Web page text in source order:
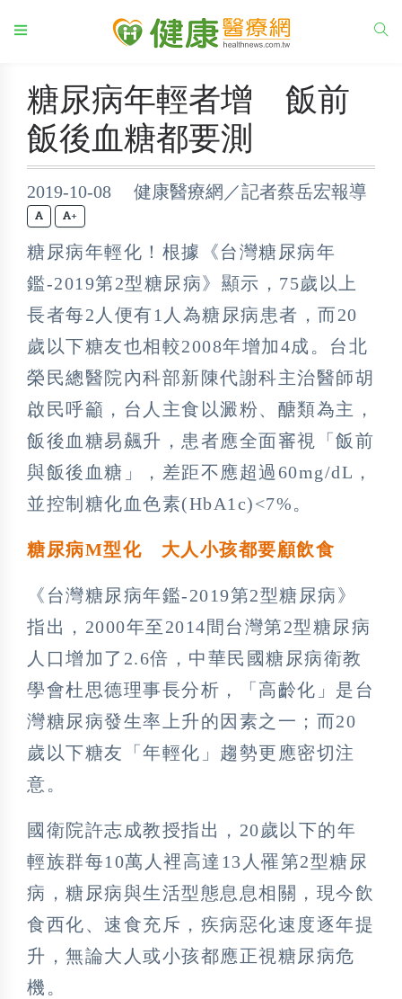
糖尿病年輕者增 飯前
飯後血糖都要測
2019-10-08 健康醫療網／記者蔡岳宏報導
+
糖尿病年輕化！根據《台灣糖尿病年
鑑-2019第2型糖尿病》顯示，75歲以上
長者每2人便有1人為糖尿病患者，而20
歲以下糖友也相較2008年增加4成。台北
榮民總醫院內科部新陳代謝科主治醫師胡
啟民呼籲，台人主食以澱粉、醣類為主，
飯後血糖易飆升，患者應全面審視「飯前
與飯後血糖」，差距不應超過60mg/dL，
並控制糖化血色素(HbA1c)<7%。
糖尿病M型化 大人小孩都要顧飲食
《台灣糖尿病年鑑-2019第2型糖尿病》
指出，2000年至2014間台灣第2型糖尿病
人口增加了2.6倍，中華民國糖尿病衛教
學會杜思德理事長分析，「高齡化」是台
灣糖尿病發生率上升的因素之一；而20
歲以下糖友「年輕化」趨勢更應密切注
意。
國衛院許志成教授指出，20歲以下的年
輕族群每10萬人裡高達13人罹第2型糖尿
病，糖尿病與生活型態息息相關，現今飲
食西化、速食充斥，疾病惡化速度逐年提
升，無論大人或小孩都應正視糖尿病危
機。